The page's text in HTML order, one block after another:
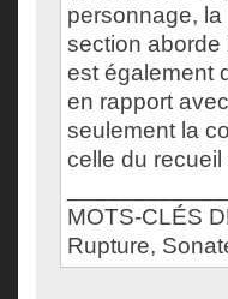
personnage,
section aborde
est également
en rapport
seulement la
celle du recueil
MOTS-CLÉS
Rupture,